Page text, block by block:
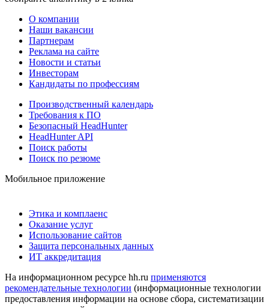
О компании
Наши вакансии
Партнерам
Реклама на сайте
Новости и статьи
Инвесторам
Кандидаты по профессиям
Производственный календарь
Требования к ПО
Безопасный HeadHunter
HeadHunter API
Поиск работы
Поиск по резюме
Мобильное приложение
Этика и комплаенс
Оказание услуг
Использование сайтов
Защита персональных данных
ИТ аккредитация
На информационном ресурсе hh.ru применяются
рекомендательные технологии (информационные технологии
предоставления информации на основе сбора, систематизации